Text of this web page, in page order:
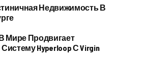
Недвижимость В
Мире Продвигает
Hyperloop С Virgin